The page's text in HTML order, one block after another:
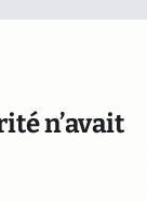
n’avait